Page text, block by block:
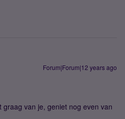
Forum|Forum|12 years ago
van je, geniet nog even van